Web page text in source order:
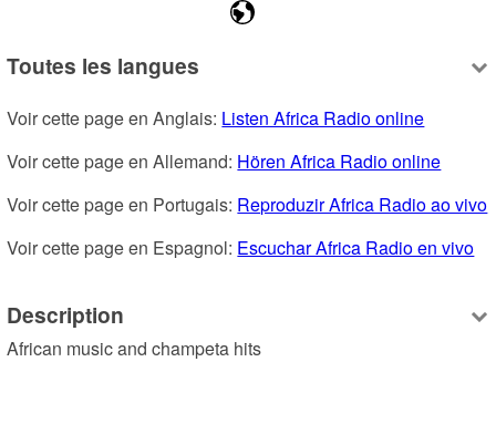
Toutes les langues
Voir cette page en Anglais: Listen Africa Radio online
Voir cette page en Allemand: Hören Africa Radio online
Voir cette page en Portugais: Reproduzir Africa Radio ao vivo
Voir cette page en Espagnol: Escuchar Africa Radio en vivo
Description
African music and champeta hits